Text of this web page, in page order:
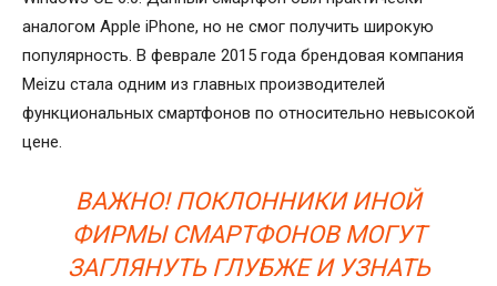
аналогом Apple iPhone, но не смог получить широкую
популярность. В феврале 2015 года брендовая компания
Meizu стала одним из главных производителей
функциональных смартфонов по относительно невысокой
цене.
ВАЖНО! ПОКЛОННИКИ ИНОЙ
ФИРМЫ СМАРТФОНОВ МОГУТ
ЗАГЛЯНУТЬ ГЛУБЖЕ И УЗНАТЬ